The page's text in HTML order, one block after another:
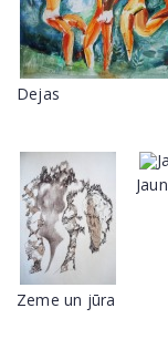
Dejas
Zeme un jūra